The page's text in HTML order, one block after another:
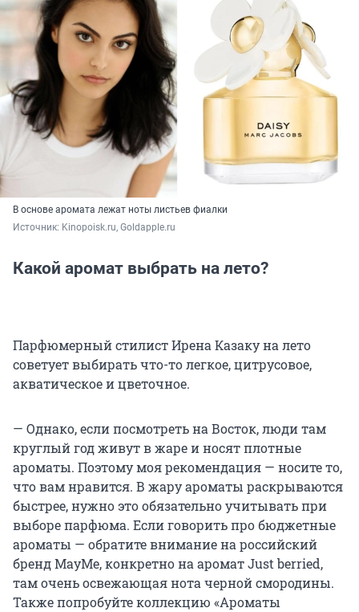
В основе аромата лежат ноты листьев фиалки
Источник: Kinopoisk.ru, Goldapple.ru
Какой аромат выбрать на лето?
Парфюмерный стилист Ирена Казаку на лето
советует выбирать что-то легкое, цитрусовое,
акватическое и цветочное.
— Однако, если посмотреть на Восток, люди там
круглый год живут в жаре и носят плотные
ароматы. Поэтому моя рекомендация — носите то,
что вам нравится. В жару ароматы раскрываются
быстрее, нужно это обязательно учитывать при
выборе парфюма. Если говорить про бюджетные
ароматы — обратите внимание на российский
бренд MayMe, конкретно на аромат Just berried,
там очень освежающая нота черной смородины.
Также попробуйте коллекцию «Ароматы